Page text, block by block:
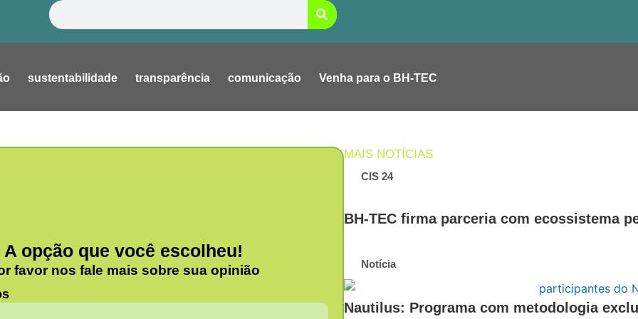
Pesquisar
sustentabilidade transparência comunicação Venha para o BH-TEC
A opção que você escolheu!
favor nos fale mais sobre sua opinião
MAIS NOTÍCIAS
CIS 24
BH-TEC firma parceria com ecossistema
Notícia
Nautilus: Programa com metodologia